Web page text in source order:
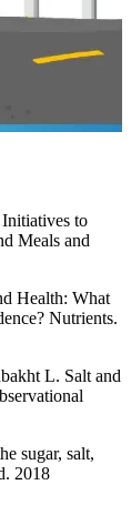
to
Meals and
Health: What
Nutrients.
L. Salt and
sugar, salt,
2018